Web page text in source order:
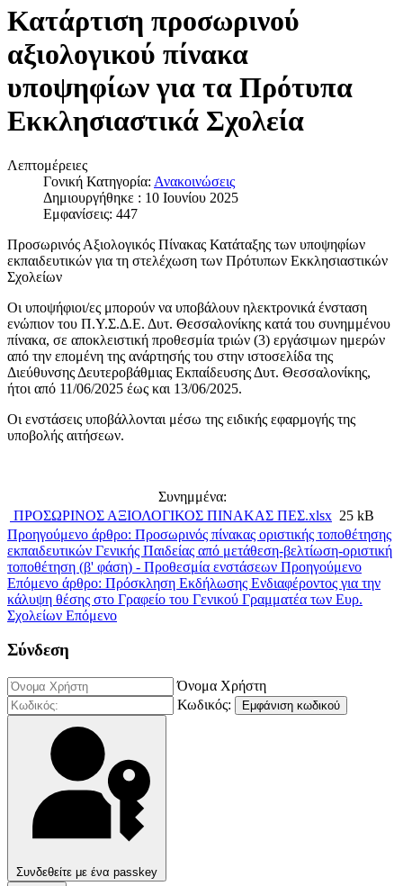
Κατάρτιση προσωρινού
αξιολογικού πίνακα
υποψηφίων για τα Πρότυπα
Εκκλησιαστικά Σχολεία
Λεπτομέρειες
Γονική Κατηγορία: Ανακοινώσεις
Δημιουργήθηκε : 10 Ιουνίου 2025
Εμφανίσεις: 447
Προσωρινός Αξιολογικός Πίνακας Κατάταξης των υποψηφίων
εκπαιδευτικών για τη στελέχωση των Πρότυπων Εκκλησιαστικών
Σχολείων
Οι υποψήφιοι/ες μπορούν να υποβάλουν ηλεκτρονικά ένσταση
ενώπιον του Π.Υ.Σ.Δ.Ε. Δυτ. Θεσσαλονίκης κατά του συνημμένου
πίνακα, σε αποκλειστική προθεσμία τριών (3) εργάσιμων ημερών
από την επομένη της ανάρτησής του στην ιστοσελίδα της
Διεύθυνσης Δευτεροβάθμιας Εκπαίδευσης Δυτ. Θεσσαλονίκης,
ήτοι από 11/06/2025 έως και 13/06/2025.
Οι ενστάσεις υποβάλλονται μέσω της ειδικής εφαρμογής της
υποβολής αιτήσεων.
Συνημμένα:
ΠΡΟΣΩΡΙΝΟΣ ΑΞΙΟΛΟΓΙΚΟΣ ΠΙΝΑΚΑΣ ΠΕΣ.xlsx 25 kB
Προηγούμενο άρθρο: Προσωρινός πίνακας οριστικής τοποθέτησης
εκπαιδευτικών Γενικής Παιδείας από μετάθεση-βελτίωση-οριστική
τοποθέτηση (β' φάση) - Προθεσμία ενστάσεων Προηγούμενο
Επόμενο άρθρο: Πρόσκληση Εκδήλωσης Ενδιαφέροντος για την
κάλυψη θέσης στο Γραφείο του Γενικού Γραμματέα των Ευρ.
Σχολείων Επόμενο
Σύνδεση
Όνομα Χρήστη
Κωδικός:
Εμφάνιση κωδικού
Συνδεθείτε με ένα passkey